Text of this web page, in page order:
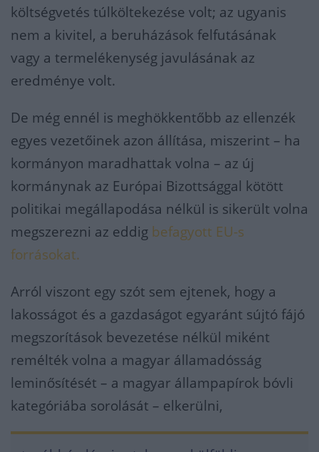
költségvetés túlköltekezése volt; az ugyanis
nem a kivitel, a beruházások felfutásának
vagy a termelékenység javulásának az
eredménye volt.
De még ennél is meghökkentőbb az ellenzék
egyes vezetőinek azon állítása, miszerint – ha
kormányon maradhattak volna – az új
kormánynak az Európai Bizottsággal kötött
politikai megállapodása nélkül is sikerült volna
megszerezni az eddig befagyott EU-s
forrásokat.
Arról viszont egy szót sem ejtenek, hogy a
lakosságot és a gazdaságot egyaránt sújtó fájó
megszorítások bevezetése nélkül miként
remélték volna a magyar államadósság
leminősítését – a magyar állampapírok bóvli
kategóriába sorolását – elkerülni,